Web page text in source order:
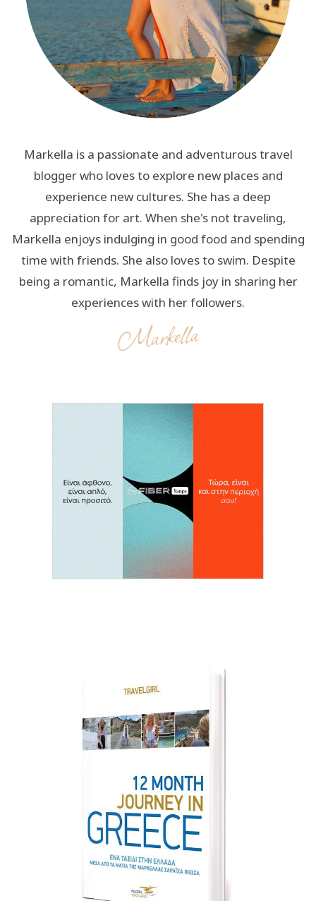
Markella is a passionate and adventurous travel
blogger who loves to explore new places and
experience new cultures. She has a deep
appreciation for art. When she's not traveling,
Markella enjoys indulging in good food and spending
time with friends. She also loves to swim. Despite
being a romantic, Markella finds joy in sharing her
experiences with her followers.